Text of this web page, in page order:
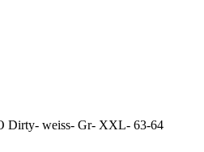
Dirty- weiss- Gr- XXL- 63-64